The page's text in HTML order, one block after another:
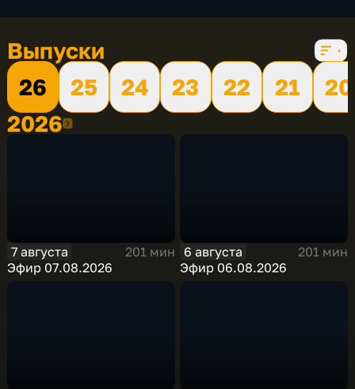
Выпуски
26
25 24 23 22 21
20
20262026
7 августа
201 мин
Эфир 07.08.2026
6 августа
201 мин
Эфир 06.08.2026